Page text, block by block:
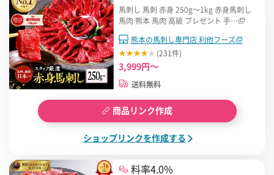
馬刺し 馬刺 赤身 250g〜1kg 赤身馬刺し
馬肉 熊本 馬肉 高級 プレゼント 手…
熊本の馬刺し専門店 利他フーズ
(231件)
3,999円～
送料無料
商品リンク作成
ショップリンクを作成する
料率4.0%